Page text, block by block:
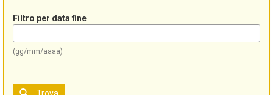
Filtro per data fine
(gg/mm/aaaa)